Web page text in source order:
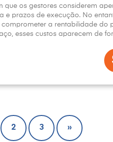
os gestores considerem
e prazos de execução. No
a rentabilidade do
esses custos aparecem de
2 3 »